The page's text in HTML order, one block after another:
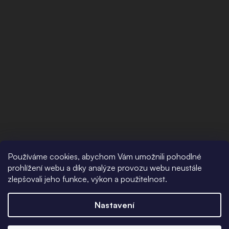
Používáme cookies, abychom Vám umožnili pohodlné
prohlížení webu a díky analýze provozu webu neustále
zlepšovali jeho funkce, výkon a použitelnost.
Nastavení